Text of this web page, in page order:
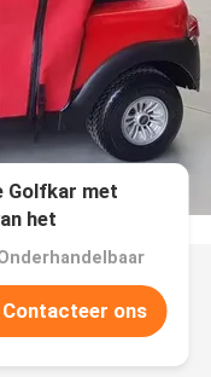
Golfkar met
het
Contacteer ons